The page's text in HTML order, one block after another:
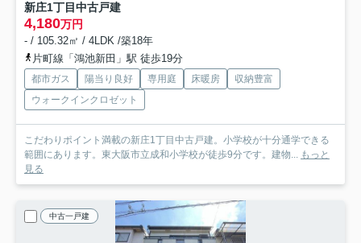
新庄1丁目中古戸建
4,180万円
- / 105.32㎡ / 4LDK /築18年
片町線「鴻池新田」駅 徒歩19分
都市ガス 陽当り良好 専用庭 床暖房
収納豊富
ウォークインクロゼット
こだわりポイント満載の新庄1丁目中古戸建。小学校が十分通学できる
範囲にあります。東大阪市立成和小学校が徒歩9分です。建物... もっと
見る
中古一戸建